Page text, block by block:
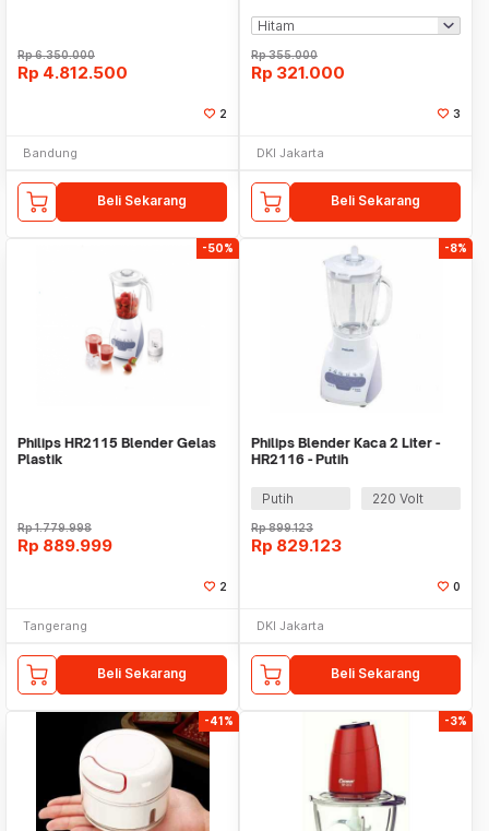
Rp6.350.000
Rp 4.812.500
2
Bandung
Beli Sekarang
Rp355.000
Rp 321.000
3
DKI Jakarta
Beli Sekarang
-50%
Philips HR2115 Blender Gelas
Plastik
Rp1.779.998
Rp 889.999
2
Tangerang
Beli Sekarang
-8%
Philips Blender Kaca 2 Liter -
HR2116 - Putih
Putih 220 Volt
Rp899.123
Rp 829.123
0
DKI Jakarta
Beli Sekarang
-41% -3%